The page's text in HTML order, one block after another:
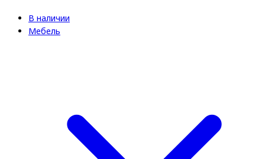
В наличии
Мебель